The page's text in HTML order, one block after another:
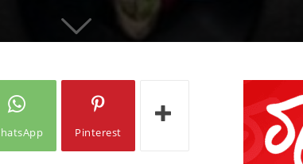
Pinterest